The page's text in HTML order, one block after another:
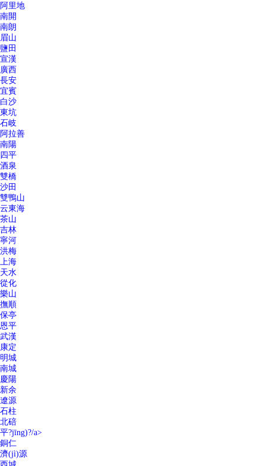
阿里地
南開
南朗
眉山
鹽田
宣漢
廣西
長安
宜賓
白沙
東坑
石岐
阿拉善
南陽
四平
酒泉
雙橋
沙田
雙鴨山
云東海
茶山
吉林
寧河
洪梅
上海
天水
從化
樂山
撫順
保亭
恩平
武漢
康定
明城
南城
慶陽
新余
遼源
石柱
北碚
平?jīng)?/a>
銅仁
濟(jì)源